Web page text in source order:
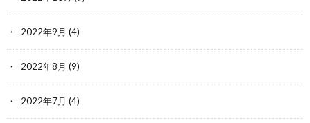
2022年9月 (4)
2022年8月 (9)
2022年7月 (4)